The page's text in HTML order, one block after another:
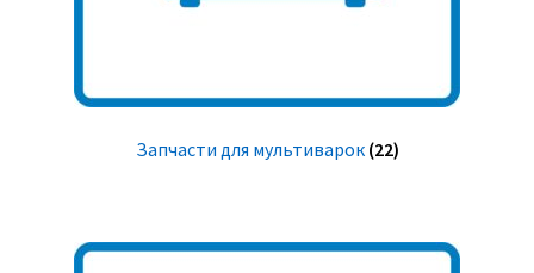
Запчасти для мультиварок (22)